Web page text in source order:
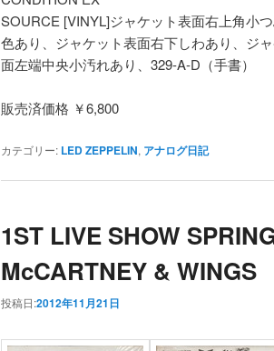
SOURCE [VINYL]ジャケット表面右上角小
色あり、ジャケット表面右下しわあり、ジ
面左端中央小汚れあり、329-A-D（手書）
販売済価格 ￥6,800
カテゴリー: LED ZEPPELIN, アナログ日記
1ST LIVE SHOW
McCARTNEY & WINGS
投稿日:2012年11月21日